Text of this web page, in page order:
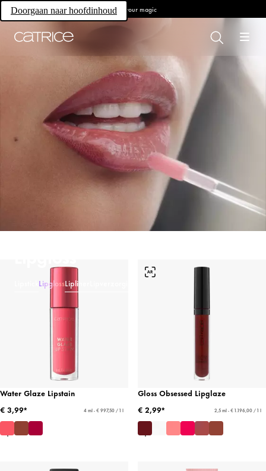
Doorgaan naar hoofdinhoudOwn your magic
LipglossLipliner
Water Glaze Lipstain
€ 3,99*
4 ml - € 997,50 / 1 l
Gloss Obsessed Lipglaze
€ 2,99*
2,5 ml - € 1.196,00 / 1 l